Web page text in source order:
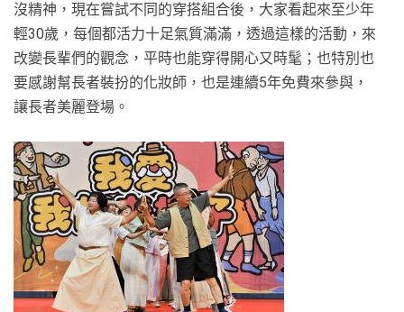
沒精神，現在嘗試不同的穿搭組合後，大家看起來至少年
輕30歲，每個都活力十足氣質滿滿，透過這樣的活動，來
改變長輩們的觀念，平時也能穿得開心又時髦；也特別也
要感謝幫長者裝扮的化妝師，也是連續5年免費來參與，
讓長者美麗登場。